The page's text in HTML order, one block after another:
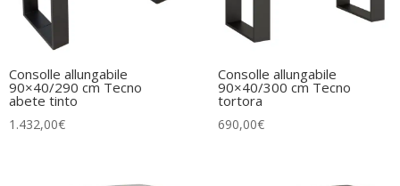
Consolle allungabile
90×40/290 cm Tecno
abete tinto
1.432,00€
Consolle allungabile
90×40/300 cm Tecno
tortora
690,00€